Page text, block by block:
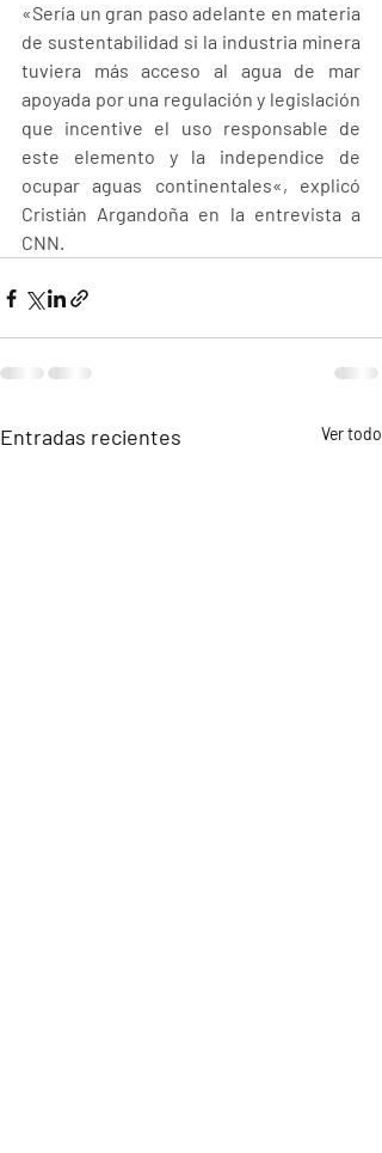
«Sería un gran paso adelante en materia
de sustentabilidad si la industria minera
tuviera más acceso al agua de mar
apoyada por una regulación y legislación
que incentive el uso responsable de
este elemento y la independice de
ocupar aguas continentales«, explicó
Cristián Argandoña en la entrevista a
CNN.
Entradas recientes Ver todo